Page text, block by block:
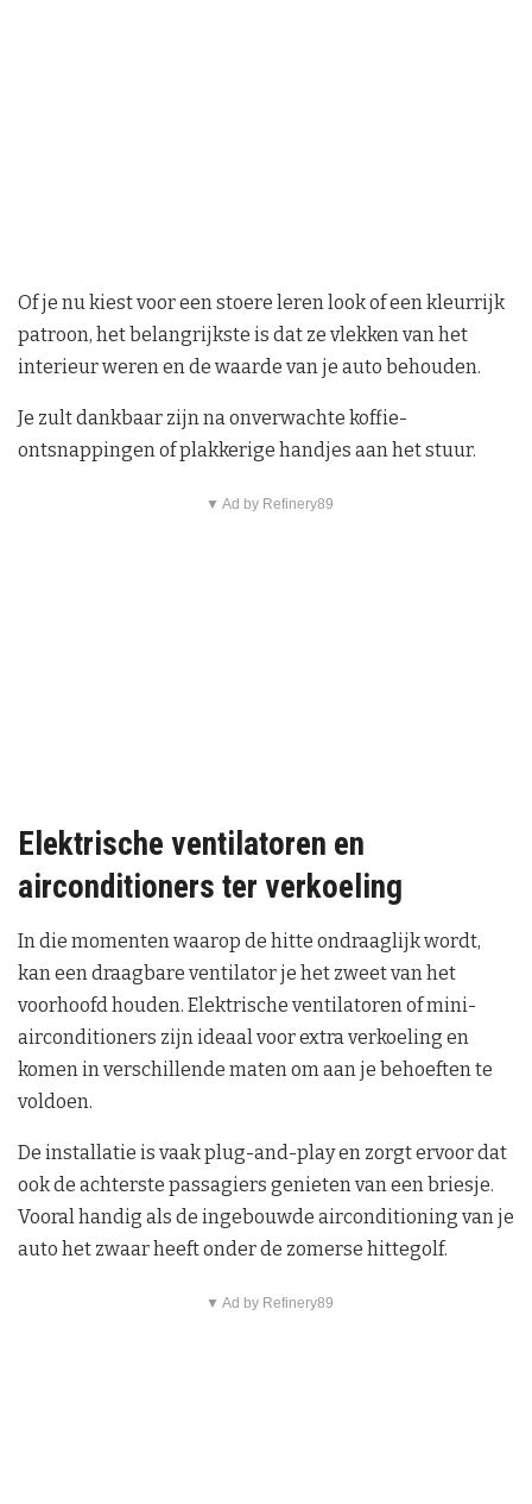
Of je nu kiest voor een stoere leren look of een kleurrijk
patroon, het belangrijkste is dat ze vlekken van het
interieur weren en de waarde van je auto behouden.
Je zult dankbaar zijn na onverwachte koffie-
ontsnappingen of plakkerige handjes aan het stuur.
▼ Ad by Refinery89
Elektrische ventilatoren en
airconditioners ter verkoeling
In die momenten waarop de hitte ondraaglijk wordt,
kan een draagbare ventilator je het zweet van het
voorhoofd houden. Elektrische ventilatoren of mini-
airconditioners zijn ideaal voor extra verkoeling en
komen in verschillende maten om aan je behoeften te
voldoen.
De installatie is vaak plug-and-play en zorgt ervoor dat
ook de achterste passagiers genieten van een briesje.
Vooral handig als de ingebouwde airconditioning van je
auto het zwaar heeft onder de zomerse hittegolf.
▼ Ad by Refinery89